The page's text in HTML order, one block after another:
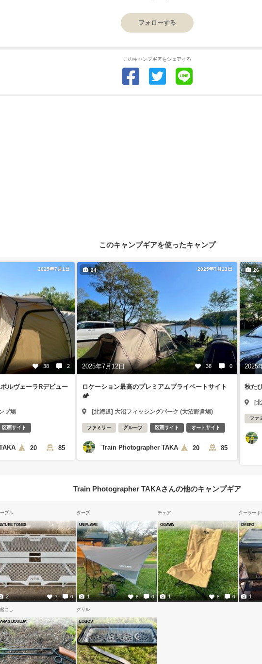
フォローする
このキャンプギアをシェアする
このキャンプギアを使ったキャンプ
2025年7月1日
38 2
ルヴェーラRデビュー
プ場
区画サイト
20 85
2025年7月13日
2025年7月12日 38 0
24
ロケーション最高のプレミアムプライベートサイト
🏕️
[北海道] 大沼フィッシングパーク (大沼野営場)
ファミリー グループ 区画サイト オートサイト
Train Photographer TAKA 20 85
2025
26
秋た
[
ファ
Train Photographer TAKAさんの他のキャンプギア
ブル
TONES
7 0
2
タープ
UNIFLAME
8 0
1
チェア
OGAWA
8 0
1
クーラーボ
DVERG
1
こし
BOULBA
グリル
LOGOS